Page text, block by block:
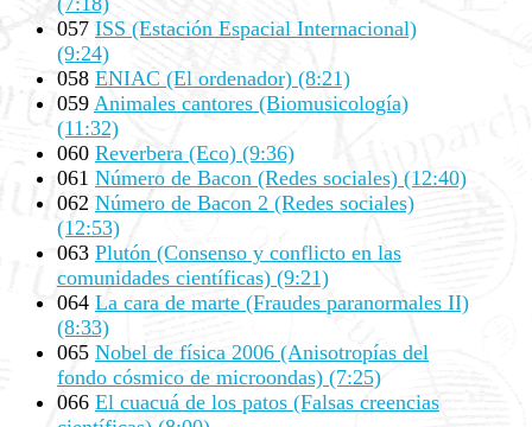
057 ISS (Estación Espacial Internacional)
(9:24)
058 ENIAC (El ordenador) (8:21)
059 Animales cantores (Biomusicología)
(11:32)
060 Reverbera (Eco) (9:36)
061 Número de Bacon (Redes sociales) (12:40)
062 Número de Bacon 2 (Redes sociales)
(12:53)
063 Plutón (Consenso y conflicto en las
comunidades científicas) (9:21)
064 La cara de marte (Fraudes paranormales II)
(8:33)
065 Nobel de física 2006 (Anisotropías del
fondo cósmico de microondas) (7:25)
066 El cuacuá de los patos (Falsas creencias